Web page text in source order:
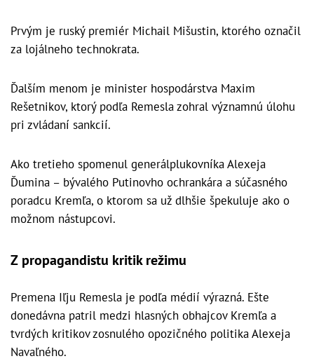
Prvým je ruský premiér Michail Mišustin, ktorého označil
za lojálneho technokrata.
Ďalším menom je minister hospodárstva Maxim
Rešetnikov, ktorý podľa Remesla zohral významnú úlohu
pri zvládaní sankcií.
Ako tretieho spomenul generálplukovníka Alexeja
Ďumina – bývalého Putinovho ochrankára a súčasného
poradcu Kremľa, o ktorom sa už dlhšie špekuluje ako o
možnom nástupcovi.
Z propagandistu kritik režimu
Premena Iľju Remesla je podľa médií výrazná. Ešte
donedávna patril medzi hlasných obhajcov Kremľa a
tvrdých kritikov zosnulého opozičného politika Alexeja
Navaľného.